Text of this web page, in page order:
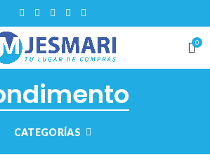
0
CATEGORÍAS